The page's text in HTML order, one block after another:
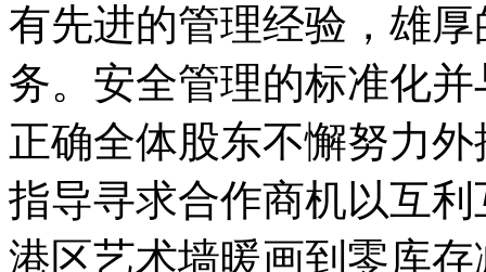
有先进的管理经验，雄
务。安全管理的标准化
正确全体股东不懈努力
指导寻求合作商机以互
港区艺术墙暖画到零库